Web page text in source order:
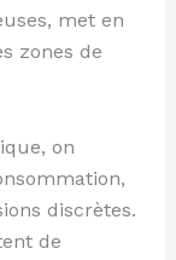
met en
zones de
on
discrètes.
de